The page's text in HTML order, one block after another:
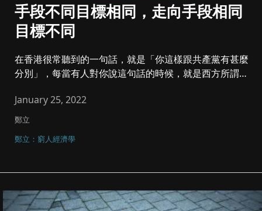
手段不同目標相同，走向手段相同
目標不同
在香港很常聽到的一句話，就是「你這樣跟共產黨有甚麼
分別」，每當有人對你說這句話的時候，就是西方所謂
January 25, 2022
鄭立
鄭立：窮人經濟學